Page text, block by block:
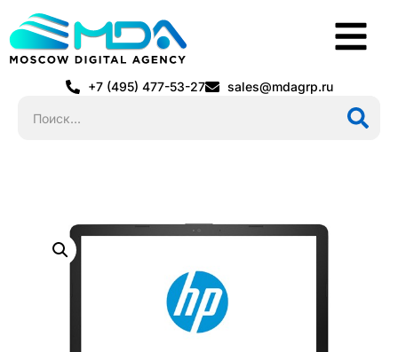
+7 (495) 477-53-27 sales@mdagrp.ru